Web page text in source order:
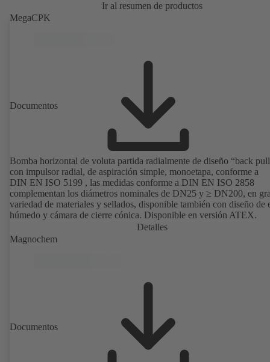
Ir al resumen de productos
MegaCPK
Documentos
Bomba horizontal de voluta partida radialmente de diseño “back
con impulsor radial, de aspiración simple, monoetapa, conforme a
DIN EN ISO 5199 , las medidas conforme a DIN EN ISO 2858
complementan los diámetros nominales de DN25 y ≥ DN200, en
variedad de materiales y sellados, disponible también con diseño de
húmedo y cámara de cierre cónica. Disponible en versión ATEX.
Detalles
Magnochem
Documentos